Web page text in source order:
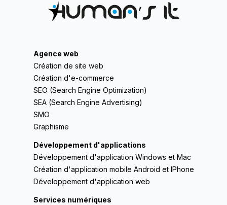
Agence web
Création de site web
Création d'e-commerce
SEO (Search Engine Optimization)
SEA (Search Engine Advertising)
SMO
Graphisme
Développement d'applications
Développement d'application Windows et Mac
Création d'application mobile Android et IPhone
Développement d'application web
Services numériques